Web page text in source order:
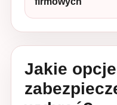
Jakie opcje